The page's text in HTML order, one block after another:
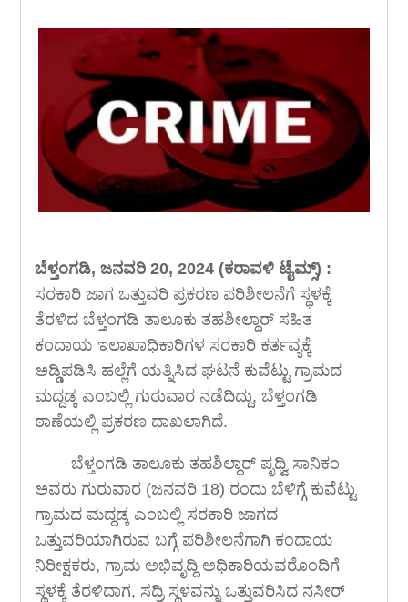
ಬೆಳ್ತಂಗಡಿ, ಜನವರಿ 20, 2024 (ಕರಾವಳಿ ಟೈಮ್ಸ್) :
ಸರಕಾರಿ ಜಾಗ ಒತ್ತುವರಿ ಪ್ರಕರಣ ಪರಿಶೀಲನೆಗೆ ಸ್ಥಳಕ್ಕೆ
ತೆರಳಿದ ಬೆಳ್ತಂಗಡಿ ತಾಲೂಕು ತಹಶೀಲ್ದಾರ್ ಸಹಿತ
ಕಂದಾಯ ಇಲಾಖಾಧಿಕಾರಿಗಳ ಸರಕಾರಿ ಕರ್ತವ್ಯಕ್ಕೆ
ಅಡ್ಡಿಪಡಿಸಿ ಹಲ್ಲೆಗೆ ಯತ್ನಿಸಿದ ಘಟನೆ ಕುವೆಟ್ಟು ಗ್ರಾಮದ
ಮದ್ದಡ್ಕ ಎಂಬಲ್ಲಿ ಗುರುವಾರ ನಡೆದಿದ್ದು, ಬೆಳ್ತಂಗಡಿ
ಠಾಣೆಯಲ್ಲಿ ಪ್ರಕರಣ ದಾಖಲಾಗಿದೆ.
ಬೆಳ್ತಂಗಡಿ ತಾಲೂಕು ತಹಶಿಲ್ದಾರ್ ಪೃಥ್ವಿ ಸಾನಿಕಂ
ಅವರು ಗುರುವಾರ (ಜನವರಿ 18) ರಂದು ಬೆಳಿಗ್ಗೆ ಕುವೆಟ್ಟು
ಗ್ರಾಮದ ಮದ್ದಡ್ಕ ಎಂಬಲ್ಲಿ ಸರಕಾರಿ ಜಾಗದ
ಒತ್ತುವರಿಯಾಗಿರುವ ಬಗ್ಗೆ ಪರಿಶೀಲನೆಗಾಗಿ ಕಂದಾಯ
ನಿರೀಕ್ಷಕರು, ಗ್ರಾಮ ಅಭಿವೃದ್ದಿ ಅಧಿಕಾರಿಯವರೊಂದಿಗೆ
ಸ್ಥಳಕ್ಕೆ ತೆರಳಿದಾಗ, ಸದ್ರಿ ಸ್ಥಳವನ್ನು ಒತ್ತುವರಿಸಿದ ನಸೀರ್